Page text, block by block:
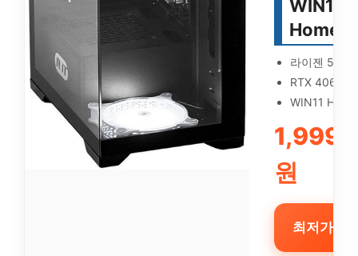
WIN11
Home
라이젠 5000
RTX 4060 Ti
WIN11 Home
원
최저가 확